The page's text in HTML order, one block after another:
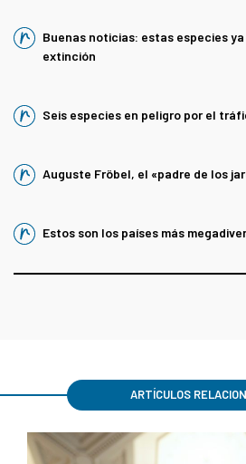
Buenas noticias: estas especies
extinción
Seis especies en peligro por el
Auguste Fröbel, el «padre de los
Estos son los países más
ARTÍCULOS